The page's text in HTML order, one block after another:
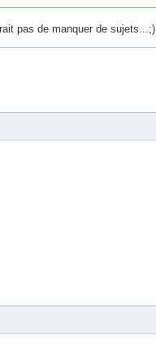
pas de manquer de sujets...;)